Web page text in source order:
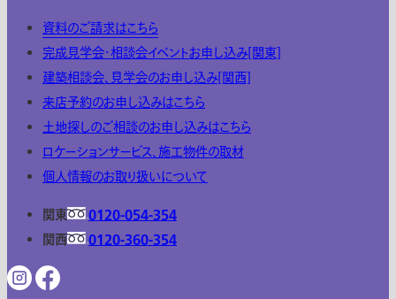
資料のご請求はこちら
完成見学会・相談会イベントお申し込み[関東]
建築相談会、見学会のお申し込み[関西]
来店予約のお申し込みはこちら
土地探しのご相談のお申し込みはこちら
ロケーションサービス、施工物件の取材
個人情報のお取り扱いについて
関東
0120-054-354
関西
0120-360-354